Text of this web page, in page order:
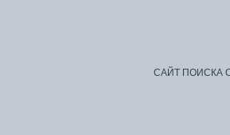
САЙТ ПОИСКА